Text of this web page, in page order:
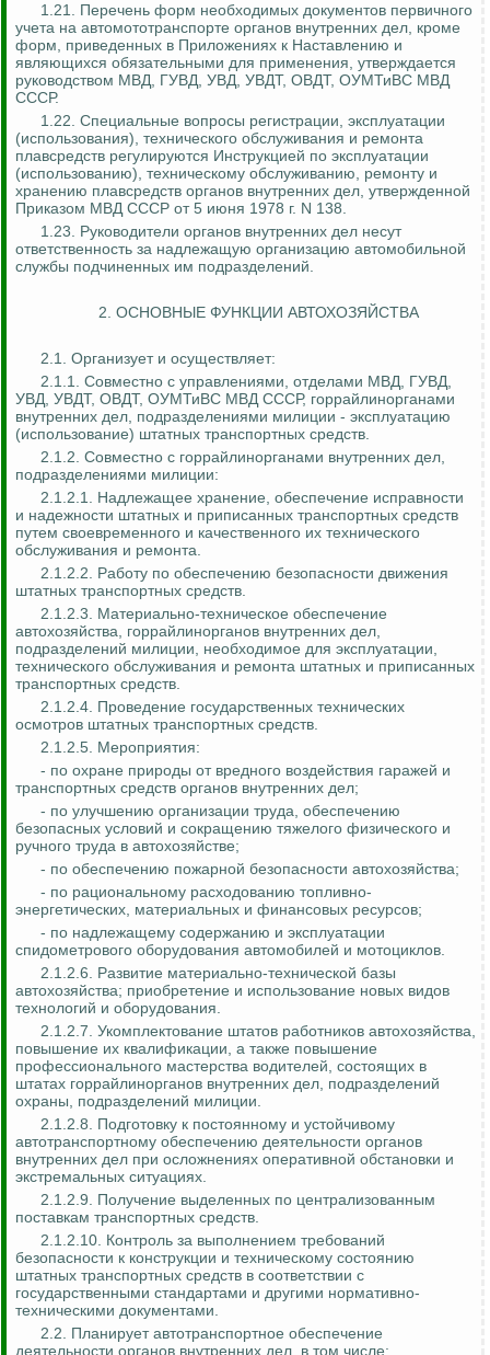
1.21. Перечень форм необходимых документов первичного
учета на автомототранспорте органов внутренних дел, кроме
форм, приведенных в Приложениях к Наставлению и
являющихся обязательными для применения, утверждается
руководством МВД, ГУВД, УВД, УВДТ, ОВДТ, ОУМТиВС МВД
СССР.
1.22. Специальные вопросы регистрации, эксплуатации
(использования), технического обслуживания и ремонта
плавсредств регулируются Инструкцией по эксплуатации
(использованию), техническому обслуживанию, ремонту и
хранению плавсредств органов внутренних дел, утвержденной
Приказом МВД СССР от 5 июня 1978 г. N 138.
1.23. Руководители органов внутренних дел несут
ответственность за надлежащую организацию автомобильной
службы подчиненных им подразделений.
2. ОСНОВНЫЕ ФУНКЦИИ АВТОХОЗЯЙСТВА
2.1. Организует и осуществляет:
2.1.1. Совместно с управлениями, отделами МВД, ГУВД,
УВД, УВДТ, ОВДТ, ОУМТиВС МВД СССР, горрайлинорганами
внутренних дел, подразделениями милиции - эксплуатацию
(использование) штатных транспортных средств.
2.1.2. Совместно с горрайлинорганами внутренних дел,
подразделениями милиции:
2.1.2.1. Надлежащее хранение, обеспечение исправности
и надежности штатных и приписанных транспортных средств
путем своевременного и качественного их технического
обслуживания и ремонта.
2.1.2.2. Работу по обеспечению безопасности движения
штатных транспортных средств.
2.1.2.3. Материально-техническое обеспечение
автохозяйства, горрайлинорганов внутренних дел,
подразделений милиции, необходимое для эксплуатации,
технического обслуживания и ремонта штатных и приписанных
транспортных средств.
2.1.2.4. Проведение государственных технических
осмотров штатных транспортных средств.
2.1.2.5. Мероприятия:
- по охране природы от вредного воздействия гаражей и
транспортных средств органов внутренних дел;
- по улучшению организации труда, обеспечению
безопасных условий и сокращению тяжелого физического и
ручного труда в автохозяйстве;
- по обеспечению пожарной безопасности автохозяйства;
- по рациональному расходованию топливно-
энергетических, материальных и финансовых ресурсов;
- по надлежащему содержанию и эксплуатации
спидометрового оборудования автомобилей и мотоциклов.
2.1.2.6. Развитие материально-технической базы
автохозяйства; приобретение и использование новых видов
технологий и оборудования.
2.1.2.7. Укомплектование штатов работников автохозяйства,
повышение их квалификации, а также повышение
профессионального мастерства водителей, состоящих в
штатах горрайлинорганов внутренних дел, подразделений
охраны, подразделений милиции.
2.1.2.8. Подготовку к постоянному и устойчивому
автотранспортному обеспечению деятельности органов
внутренних дел при осложнениях оперативной обстановки и
экстремальных ситуациях.
2.1.2.9. Получение выделенных по централизованным
поставкам транспортных средств.
2.1.2.10. Контроль за выполнением требований
безопасности к конструкции и техническому состоянию
штатных транспортных средств в соответствии с
государственными стандартами и другими нормативно-
техническими документами.
2.2. Планирует автотранспортное обеспечение
деятельности органов внутренних дел, в том числе: